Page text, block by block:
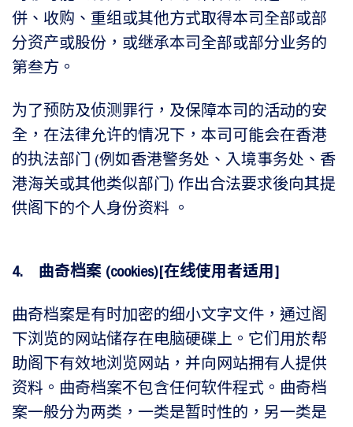
併、收购、重组或其他方式取得本司全部或部
分资产或股份，或继承本司全部或部分业务的
第叁方。
为了预防及侦测罪行，及保障本司的活动的安
全，在法律允许的情况下，本司可能会在香港
的执法部门 (例如香港警务处、入境事务处、香
港海关或其他类似部门) 作出合法要求後向其提
供阁下的个人身份资料 。
4. 曲奇档案 (cookies)[在线使用者适用]
曲奇档案是有时加密的细小文字文件，通过阁
下浏览的网站储存在电脑硬碟上。它们用於帮
助阁下有效地浏览网站，并向网站拥有人提供
资料。曲奇档案不包含任何软件程式。曲奇档
案一般分为两类，一类是暂时性的，另一类是